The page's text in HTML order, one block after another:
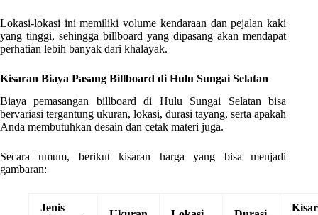
Lokasi-lokasi ini memiliki volume kendaraan dan pejalan kaki
yang tinggi, sehingga billboard yang dipasang akan mendapat
perhatian lebih banyak dari khalayak.
Kisaran Biaya Pasang Billboard di Hulu Sungai Selatan
Biaya pemasangan billboard di Hulu Sungai Selatan bisa
bervariasi tergantung ukuran, lokasi, durasi tayang, serta apakah
Anda membutuhkan desain dan cetak materi juga.
Secara umum, berikut kisaran harga yang bisa menjadi
gambaran:
Jenis